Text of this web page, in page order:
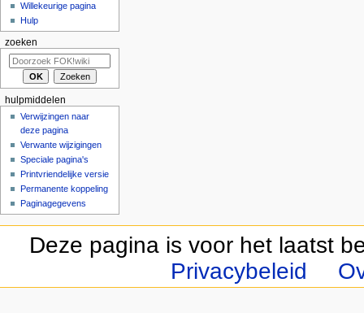
Willekeurige pagina
Hulp
zoeken
hulpmiddelen
Verwijzingen naar
deze pagina
Verwante wijzigingen
Speciale pagina's
Printvriendelijke versie
Permanente koppeling
Paginagegevens
Deze pagina is voor het laatst
Privacybeleid